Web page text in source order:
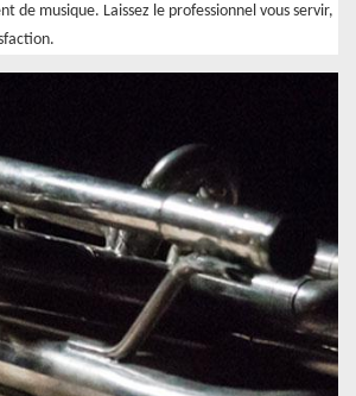
de musique. Laissez le professionnel vous servir,